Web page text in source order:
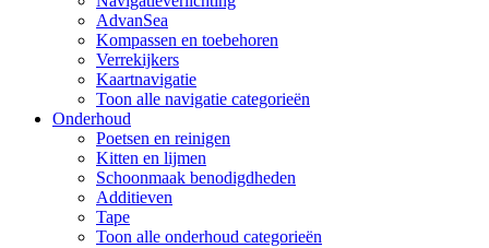
AdvanSea
Kompassen en toebehoren
Verrekijkers
Kaartnavigatie
Toon alle navigatie categorieën
Onderhoud
Poetsen en reinigen
Kitten en lijmen
Schoonmaak benodigdheden
Additieven
Tape
Toon alle onderhoud categorieën